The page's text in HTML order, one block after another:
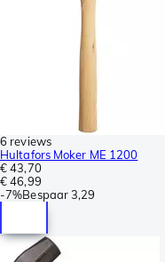
6 reviews
Hultafors Moker ME 1200
€ 43,70
€ 46,99
-7%Bespaar3,29